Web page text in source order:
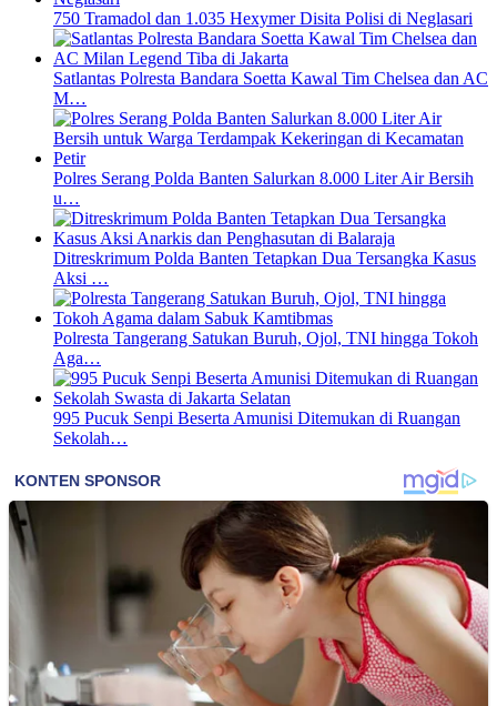
750 Tramadol dan 1.035 Hexymer Disita Polisi di Neglasari
Satlantas Polresta Bandara Soetta Kawal Tim Chelsea dan AC
M…
Polres Serang Polda Banten Salurkan 8.000 Liter Air Bersih
u…
Ditreskrimum Polda Banten Tetapkan Dua Tersangka Kasus
Aksi …
Polresta Tangerang Satukan Buruh, Ojol, TNI hingga Tokoh
Aga…
995 Pucuk Senpi Beserta Amunisi Ditemukan di Ruangan
Sekolah…